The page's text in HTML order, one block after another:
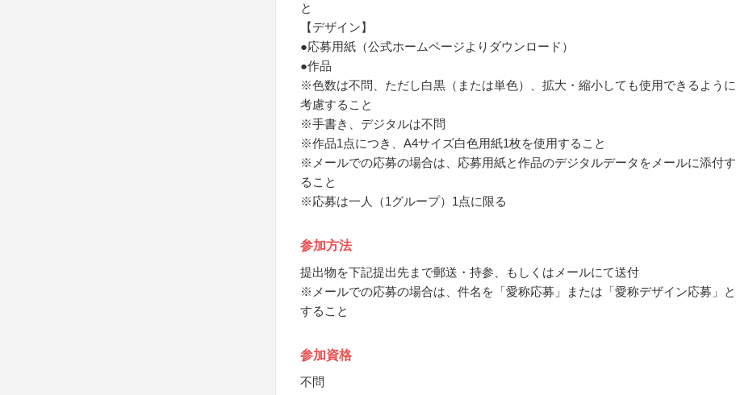
と
【デザイン】
●応募用紙（公式ホームページよりダウンロード）
●作品
※色数は不問、ただし白黒（または単色）、拡大・縮小しても使用できるように
考慮すること
※手書き、デジタルは不問
※作品1点につき、A4サイズ白色用紙1枚を使用すること
※メールでの応募の場合は、応募用紙と作品のデジタルデータをメールに添付す
ること
※応募は一人（1グループ）1点に限る
参加方法
提出物を下記提出先まで郵送・持参、もしくはメールにて送付
※メールでの応募の場合は、件名を「愛称応募」または「愛称デザイン応募」と
すること
参加資格
不問